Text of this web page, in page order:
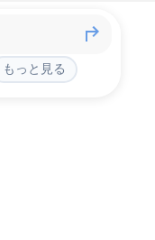
もっと見る